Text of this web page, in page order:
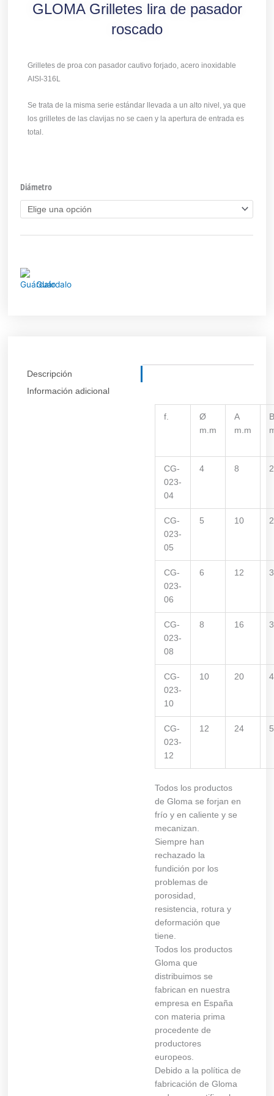
GLOMA Grilletes lira de pasador
roscado
Grilletes de proa con pasador cautivo forjado, acero inoxidable
AISI-316L
Se trata de la misma serie estándar llevada a un alto nivel, ya que
los grilletes de las clavijas no se caen y la apertura de entrada es
total.
Diámetro
Guárdalo
Descripción
Información adicional
f.
Ø
m.m
A
m.m
CG-
023-
04
4 8
CG-
023-
05
5 10
CG-
023-
06
6 12
CG-
023-
08
8 16
CG-
023-
10
10 20
CG-
023-
12
12 24
Todos los productos
de Gloma se forjan en
frío y en caliente y se
mecanizan.
Siempre han
rechazado la
fundición por los
problemas de
porosidad,
resistencia, rotura y
deformación que
tiene.
Todos los productos
Gloma que
distribuimos se
fabrican en nuestra
empresa en España
con materia prima
procedente de
productores
europeos.
Debido a la política de
fabricación de Gloma